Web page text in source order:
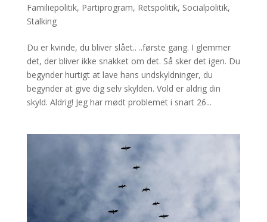
Familiepolitik, Partiprogram, Retspolitik, Socialpolitik,
Stalking
Du er kvinde, du bliver slået.. ..første gang. I glemmer
det, der bliver ikke snakket om det. Så sker det igen. Du
begynder hurtigt at lave hans undskyldninger, du
begynder at give dig selv skylden. Vold er aldrig din
skyld. Aldrig! Jeg har mødt problemet i snart 26...